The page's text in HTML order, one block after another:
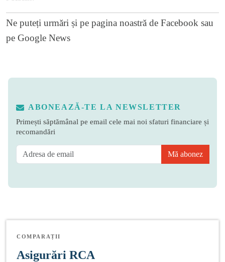
Ne puteți urmări și pe pagina noastră de Facebook sau
pe Google News
ABONEAZĂ-TE LA NEWSLETTER
Primești săptămânal pe email cele mai noi sfaturi financiare și
recomandări
Mă abonez
COMPARAȚII
Asigurări RCA